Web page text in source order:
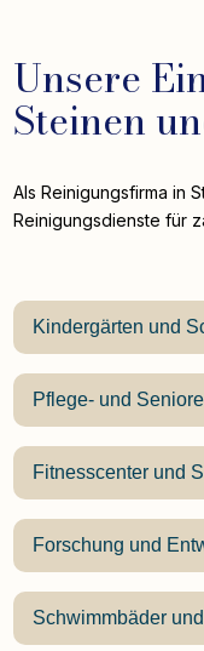
Unsere
Steinen
Als Reinigungsfirma in
Reinigungsdienste für
Kindergärten und
Pflege- und
Fitnesscenter und
Forschung und
Schwimmbäder